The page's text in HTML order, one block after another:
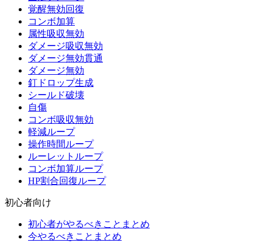
覚醒無効回復
コンボ加算
属性吸収無効
ダメージ吸収無効
ダメージ無効貫通
ダメージ無効
釘ドロップ生成
シールド破壊
自傷
コンボ吸収無効
軽減ループ
操作時間ループ
ルーレットループ
コンボ加算ループ
HP割合回復ループ
初心者向け
初心者がやるべきことまとめ
今やるべきことまとめ